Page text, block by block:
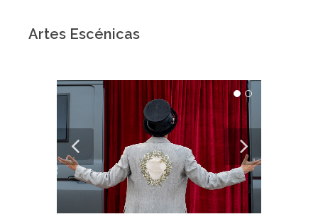
Artes Escénicas